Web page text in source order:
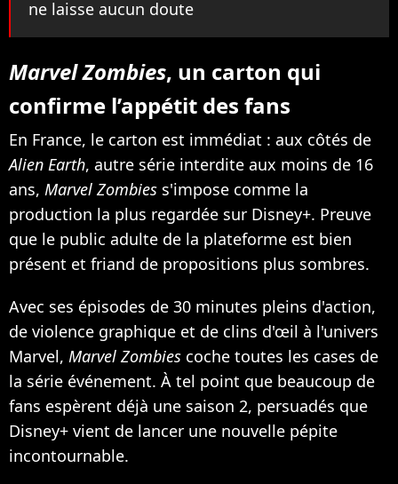
ne laisse aucun doute
Marvel Zombies, un carton qui
confirme l’appétit des fans
En France, le carton est immédiat : aux côtés de
Alien Earth, autre série interdite aux moins de 16
ans, Marvel Zombies s'impose comme la
production la plus regardée sur Disney+. Preuve
que le public adulte de la plateforme est bien
présent et friand de propositions plus sombres.
Avec ses épisodes de 30 minutes pleins d'action,
de violence graphique et de clins d'œil à l'univers
Marvel, Marvel Zombies coche toutes les cases de
la série événement. À tel point que beaucoup de
fans espèrent déjà une saison 2, persuadés que
Disney+ vient de lancer une nouvelle pépite
incontournable.